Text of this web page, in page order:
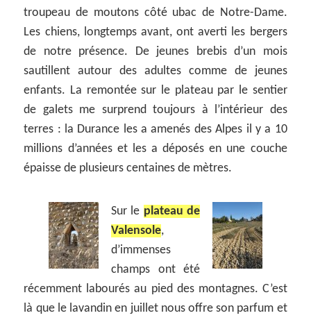
troupeau de moutons côté ubac de Notre-Dame.
Les chiens, longtemps avant, ont averti les bergers
de notre présence. De jeunes brebis d’un mois
sautillent autour des adultes comme de jeunes
enfants. La remontée sur le plateau par le sentier
de galets me surprend toujours à l’intérieur des
terres : la Durance les a amenés des Alpes il y a 10
millions d’années et les a déposés en une couche
épaisse de plusieurs centaines de mètres.
Sur le plateau de
Valensole,
d’immenses
champs ont été
récemment labourés au pied des montagnes. C’est
là que le lavandin en juillet nous offre son parfum et